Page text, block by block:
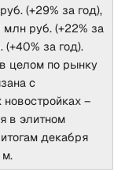
(+29% за год),
руб. (+22% за
за год).
целом по рынку
с
–
в элитном
декабря
м.